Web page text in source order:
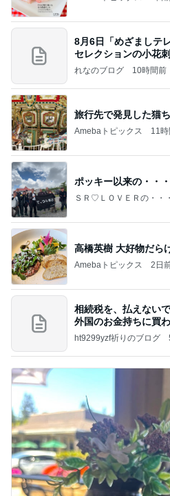
8月6日「めざましテ
セレクションの小花
ン
れなのブログ 10時間前
旅行先で発見した猫
Amebaトピックス 11
ポッキー以来の・・
ＳＲ♡ＬＯＶＥＲの・・
高橋英樹 大好物だら
Amebaトピックス 2日
相続税を、払えない
外国のお金持ちに買
すよ
ht9299yzf祈りのブログ